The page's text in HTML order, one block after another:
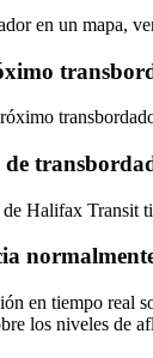
en un mapa,
de
Halifax Transit
en tiempo real
los niveles de